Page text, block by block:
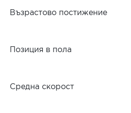
Възрастово постижение
Позиция в пола
Средна скорост